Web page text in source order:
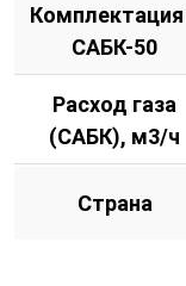
Комплектация
САБК-50
Расход газа
(САБК), м3/ч
Страна